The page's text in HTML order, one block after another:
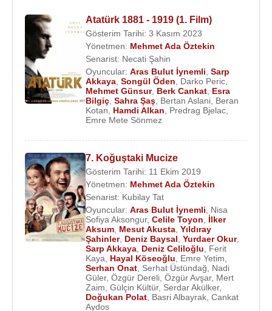
Atatürk 1881 - 1919 (1. Film)
Gösterim Tarihi: 3 Kasım 2023
Yönetmen: Mehmet Ada Öztekin
Senarist: Necati Şahin
Oyuncular: Aras Bulut İynemli Sarp
Akkaya Songül Öden Darko Peric
Mehmet Günsur, Berk Cankat Esra
Bilgiç Sahra Şaş Bertan Aslani Beran
Kotan
Hamdi Alkan Predrag Bjelac
Emre Mete Sönmez
7. Koğuştaki Mucize
Gösterim Tarihi: 11 Ekim 2019
Yönetmen: Mehmet Ada Öztekin
Senarist: Kubilay Tat
Oyuncular: Aras Bulut İynemli
Nisa
Sofiya Aksongur, Celile Toyon
İlker
Aksum Mesut Akusta Yıldıray
Şahinler, Deniz Baysal Yurdaer Okur,
Sarp Akkaya Deniz Celiloğlu
Ferit
Kaya
Hayal Köseoğlu Emre Yetim
Serhan Onat Serhat Üstündağ
Nadi
Güler, Özgür Dereli Özgür Avşar, Mert
Zaim Gülçin Kültür, Serdar Akülker,
Doğukan Polat Basri Albayrak Cankat
Aydos